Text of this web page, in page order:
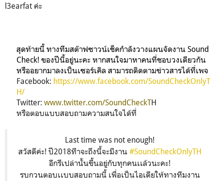
l3earfat ค่ะ
สุดท้ายนี้ ทางทีมสต๊าฟซาวน์เช็คกำลังวางแผนจัดงาน Sound
Check! ของปีนี้อยู่นะคะ หากสนใจมาหาคนที่ชอบวงเดียวกัน
หรืออยากมาลงเป็นเซอร์เคิล สามารถติดตามข่าวสารได้ที่เพจ
Facebook: https://www.facebook.com/SoundCheckOnlyT
H/
Twitter: www.twitter.com/SoundCheckTH
หรือตอบแบบสอบถามความสนใจได้ที่
Last time was not enough!
สวัสดีค่ะ! ปี2018ทีาจะถึงนี้จะมีงาน #SoundCheckOnlyTH
อีกรึเปล่านั้นขึ้นอยู่กับทุกคนเเล้วนะคะ!
รบกวนตอบเเบบสอบถามนี้ เพื่อเป็นไอเดียให้ทางทีมงาน